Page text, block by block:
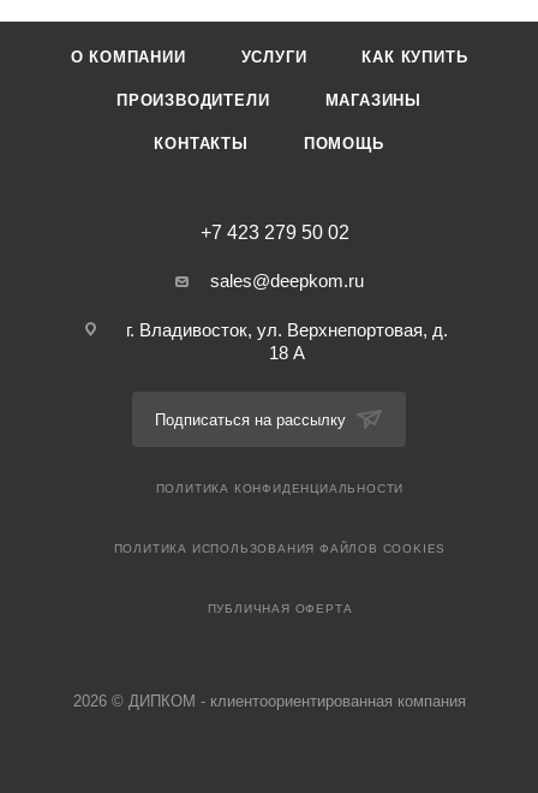
О КОМПАНИИ УСЛУГИ КАК КУПИТЬ
ПРОИЗВОДИТЕЛИ МАГАЗИНЫ
КОНТАКТЫ ПОМОЩЬ
+7 423 279 50 02
sales@deepkom.ru
г. Владивосток, ул. Верхнепортовая, д.
18 А
Подписаться на рассылку
ПОЛИТИКА КОНФИДЕНЦИАЛЬНОСТИ
ПОЛИТИКА ИСПОЛЬЗОВАНИЯ ФАЙЛОВ COOKIES
ПУБЛИЧНАЯ ОФЕРТА
2026 © ДИПКОМ - клиентоориентированная компания